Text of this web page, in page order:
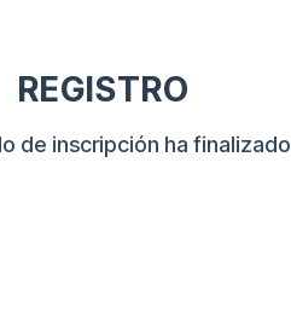
REGISTRO
de inscripción ha finalizado